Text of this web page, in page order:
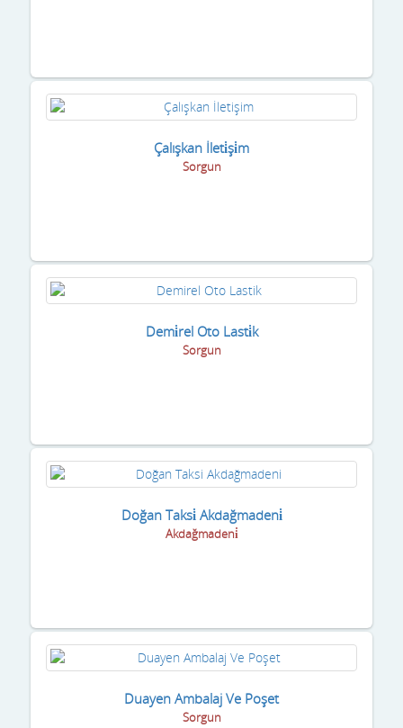
Çalışkan İleti̇şi̇m
Sorgun
Demi̇rel Oto Lasti̇k
Sorgun
Doğan Taksi̇ Akdağmadeni̇
Akdağmadeni̇
Duayen Ambalaj Ve Poşet
Sorgun